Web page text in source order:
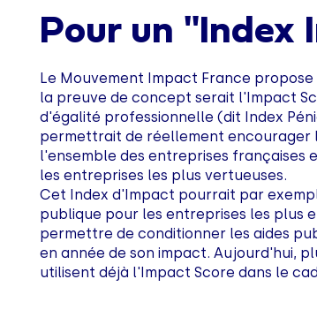
Pour un "Index
Le Mouvement Impact France
la preuve de concept serait l'Impact
d'égalité professionnelle (dit Index
permettrait de réellement encourager
l'ensemble des entreprises françaises
les entreprises les plus vertueuses.
Cet Index d'Impact pourrait par
publique pour les entreprises les plus
permettre de conditionner les aides
en année de son impact. Aujourd'hui,
utilisent déjà l'Impact Score dans le